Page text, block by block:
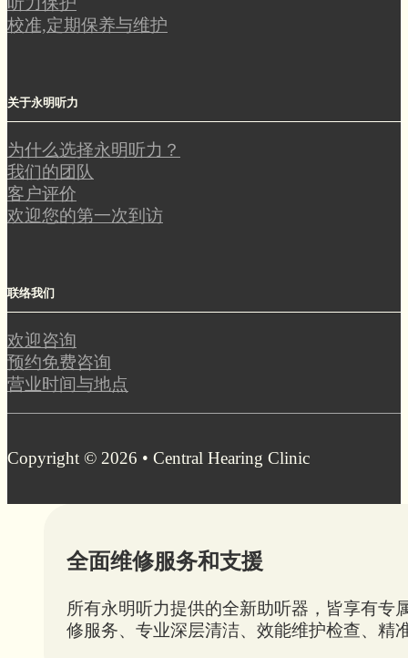
校准,定期保养与维护
关于永明听力
为什么选择永明听力？
我们的团队
客户评价
欢迎您的第一次到访
联络我们
欢迎咨询
预约免费咨询
营业时间与地点
Copyright © 2026 • Central Hearing Clinic
全面维修服务和支援
所有永明听力提供的全新助听器，皆享有专
修服务、专业深层清洁、效能维护检查、精